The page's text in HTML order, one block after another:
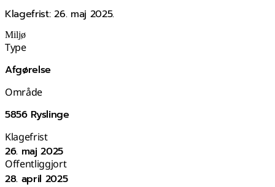
Klagefrist: 26. maj 2025.
Miljø
Type
Afgørelse
Område
5856 Ryslinge
Klagefrist
26. maj 2025
Offentliggjort
28. april 2025